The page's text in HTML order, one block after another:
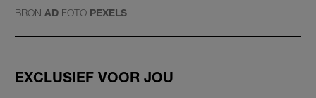
BRON AD FOTO PEXELS
EXCLUSIEF VOOR JOU